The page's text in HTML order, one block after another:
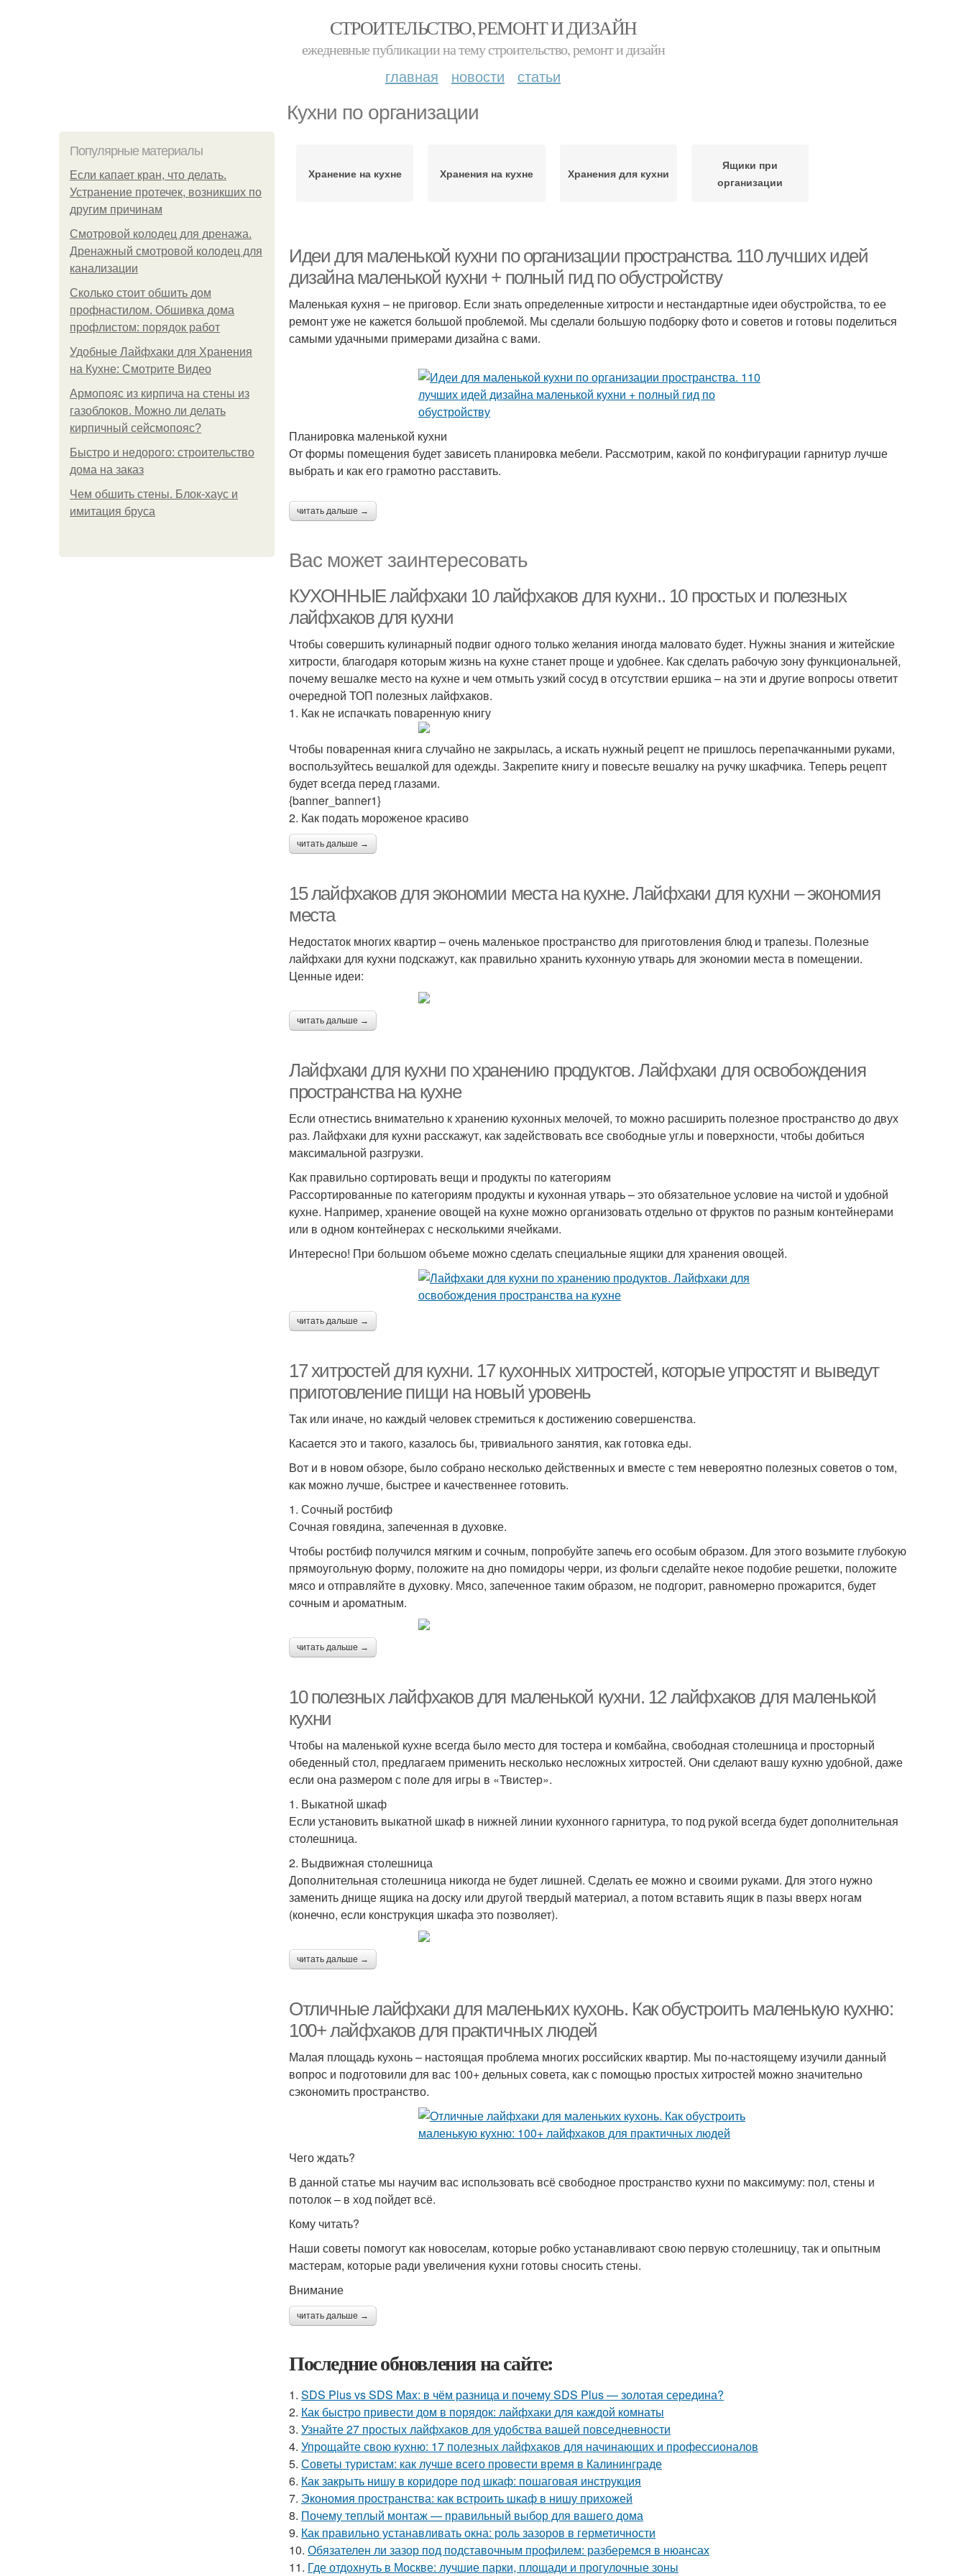
СТРОИТЕЛЬСТВО, РЕМОНТ И ДИЗАЙН
ежедневные публикации на тему строительство, ремонт и дизайн
главная новости статьи
Кухни по организации
Популярные материалы
Если капает кран, что делать.
Устранение протечек, возникших по
другим причинам
Смотровой колодец для дренажа.
Дренажный смотровой колодец для
канализации
Сколько стоит обшить дом
профнастилом. Обшивка дома
профлистом: порядок работ
Удобные Лайфхаки для Хранения
на Кухне: Смотрите Видео
Армопояс из кирпича на стены из
газоблоков. Можно ли делать
кирпичный сейсмопояс?
Быстро и недорого: строительство
дома на заказ
Чем обшить стены. Блок-хаус и
имитация бруса
Хранение на кухне Хранения на кухне Хранения для кухни
Ящики при
организации
Идеи для маленькой кухни по организации пространства. 110 лучших идей
дизайна маленькой кухни + полный гид по обустройству
Маленькая кухня – не приговор. Если знать определенные хитрости и нестандартные идеи обустройства, то ее
ремонт уже не кажется большой проблемой. Мы сделали большую подборку фото и советов и готовы поделиться
самыми удачными примерами дизайна с вами.
Планировка маленькой кухни
От формы помещения будет зависеть планировка мебели. Рассмотрим, какой по конфигурации гарнитур лучше
выбрать и как его грамотно расставить.
читать дальше →
Вас может заинтересовать
КУХОННЫЕ лайфхаки 10 лайфхаков для кухни.. 10 простых и полезных
лайфхаков для кухни
Чтобы совершить кулинарный подвиг одного только желания иногда маловато будет. Нужны знания и житейские
хитрости, благодаря которым жизнь на кухне станет проще и удобнее. Как сделать рабочую зону функциональней,
почему вешалке место на кухне и чем отмыть узкий сосуд в отсутствии ершика – на эти и другие вопросы ответит
очередной ТОП полезных лайфхаков.
1. Как не испачкать поваренную книгу
Чтобы поваренная книга случайно не закрылась, а искать нужный рецепт не пришлось перепачканными руками,
воспользуйтесь вешалкой для одежды. Закрепите книгу и повесьте вешалку на ручку шкафчика. Теперь рецепт
будет всегда перед глазами.
{banner_banner1}
2. Как подать мороженое красиво
читать дальше →
15 лайфхаков для экономии места на кухне. Лайфхаки для кухни – экономия
места
Недостаток многих квартир – очень маленькое пространство для приготовления блюд и трапезы. Полезные
лайфхаки для кухни подскажут, как правильно хранить кухонную утварь для экономии места в помещении.
Ценные идеи:
читать дальше →
Лайфхаки для кухни по хранению продуктов. Лайфхаки для освобождения
пространства на кухне
Если отнестись внимательно к хранению кухонных мелочей, то можно расширить полезное пространство до двух
раз. Лайфхаки для кухни расскажут, как задействовать все свободные углы и поверхности, чтобы добиться
максимальной разгрузки.
Как правильно сортировать вещи и продукты по категориям
Рассортированные по категориям продукты и кухонная утварь – это обязательное условие на чистой и удобной
кухне. Например, хранение овощей на кухне можно организовать отдельно от фруктов по разным контейнерами
или в одном контейнерах с несколькими ячейками.
Интересно! При большом объеме можно сделать специальные ящики для хранения овощей.
читать дальше →
17 хитростей для кухни. 17 кухонных хитростей, которые упростят и выведут
приготовление пищи на новый уровень
Так или иначе, но каждый человек стремиться к достижению совершенства.
Касается это и такого, казалось бы, тривиального занятия, как готовка еды.
Вот и в новом обзоре, было собрано несколько действенных и вместе с тем невероятно полезных советов о том,
как можно лучше, быстрее и качественнее готовить.
1. Сочный ростбиф
Сочная говядина, запеченная в духовке.
Чтобы ростбиф получился мягким и сочным, попробуйте запечь его особым образом. Для этого возьмите глубокую
прямоугольную форму, положите на дно помидоры черри, из фольги сделайте некое подобие решетки, положите
мясо и отправляйте в духовку. Мясо, запеченное таким образом, не подгорит, равномерно прожарится, будет
сочным и ароматным.
читать дальше →
10 полезных лайфхаков для маленькой кухни. 12 лайфхаков для маленькой
кухни
Чтобы на маленькой кухне всегда было место для тостера и комбайна, свободная столешница и просторный
обеденный стол, предлагаем применить несколько несложных хитростей. Они сделают вашу кухню удобной, даже
если она размером с поле для игры в «Твистер».
1. Выкатной шкаф
Если установить выкатной шкаф в нижней линии кухонного гарнитура, то под рукой всегда будет дополнительная
столешница.
2. Выдвижная столешница
Дополнительная столешница никогда не будет лишней. Сделать ее можно и своими руками. Для этого нужно
заменить днище ящика на доску или другой твердый материал, а потом вставить ящик в пазы вверх ногам
(конечно, если конструкция шкафа это позволяет).
читать дальше →
Отличные лайфхаки для маленьких кухонь. Как обустроить маленькую кухню:
100+ лайфхаков для практичных людей
Малая площадь кухонь – настоящая проблема многих российских квартир. Мы по-настоящему изучили данный
вопрос и подготовили для вас 100+ дельных совета, как с помощью простых хитростей можно значительно
сэкономить пространство.
Чего ждать?
В данной статье мы научим вас использовать всё свободное пространство кухни по максимуму: пол, стены и
потолок – в ход пойдет всё.
Кому читать?
Наши советы помогут как новоселам, которые робко устанавливают свою первую столешницу, так и опытным
мастерам, которые ради увеличения кухни готовы сносить стены.
Внимание
читать дальше →
Последние обновления на сайте:
1. SDS Plus vs SDS Max: в чём разница и почему SDS Plus — золотая середина?
2. Как быстро привести дом в порядок: лайфхаки для каждой комнаты
3. Узнайте 27 простых лайфхаков для удобства вашей повседневности
4. Упрощайте свою кухню: 17 полезных лайфхаков для начинающих и профессионалов
5. Советы туристам: как лучше всего провести время в Калининграде
6. Как закрыть нишу в коридоре под шкаф: пошаговая инструкция
7. Экономия пространства: как встроить шкаф в нишу прихожей
8. Почему теплый монтаж — правильный выбор для вашего дома
9. Как правильно устанавливать окна: роль зазоров в герметичности
10. Обязателен ли зазор под подставочным профилем: разберемся в нюансах
11. Где отдохнуть в Москве: лучшие парки, площади и прогулочные зоны